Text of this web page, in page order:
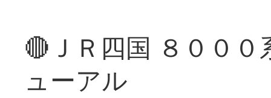
🔴ＪＲ四国 ８００
ューアル